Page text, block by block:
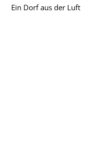
Ein Dorf aus der Luft